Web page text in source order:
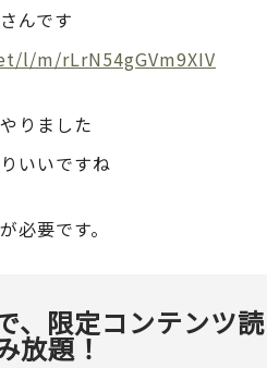
んです
l/m/rLrN54gGVm9XIV
りました
いいですね
必要です。
、限定コンテンツ読
放題！